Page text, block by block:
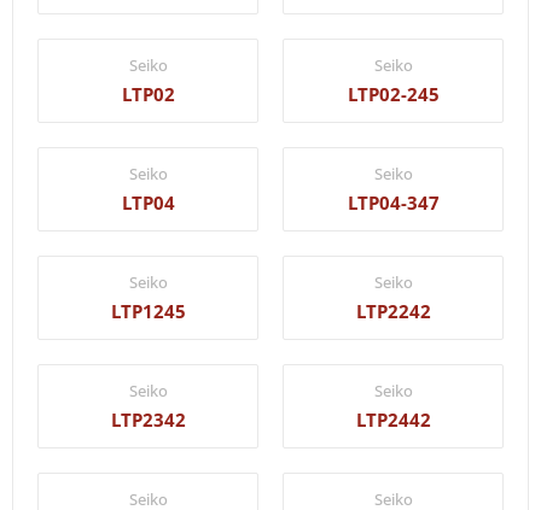
Seiko
LTP02
Seiko
LTP02-245
Seiko
LTP04
Seiko
LTP04-347
Seiko
LTP1245
Seiko
LTP2242
Seiko
LTP2342
Seiko
LTP2442
Seiko Seiko